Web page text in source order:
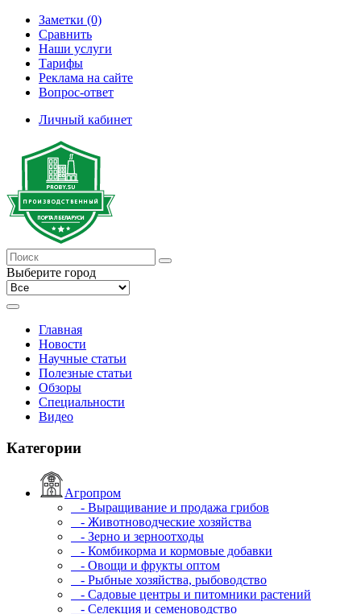
Заметки (0)
Сравнить
Наши услуги
Тарифы
Реклама на сайте
Вопрос-ответ
Личный кабинет
Выберите город
Главная
Новости
Научные статьи
Полезные статьи
Обзоры
Специальности
Видео
Категории
Агропром
- Выращивание и продажа грибов
- Животноводческие хозяйства
- Зерно и зерноотходы
- Комбикорма и кормовые добавки
- Овощи и фрукты оптом
- Рыбные хозяйства, рыбоводство
- Садовые центры и питомники растений
- Селекция и семеноводство